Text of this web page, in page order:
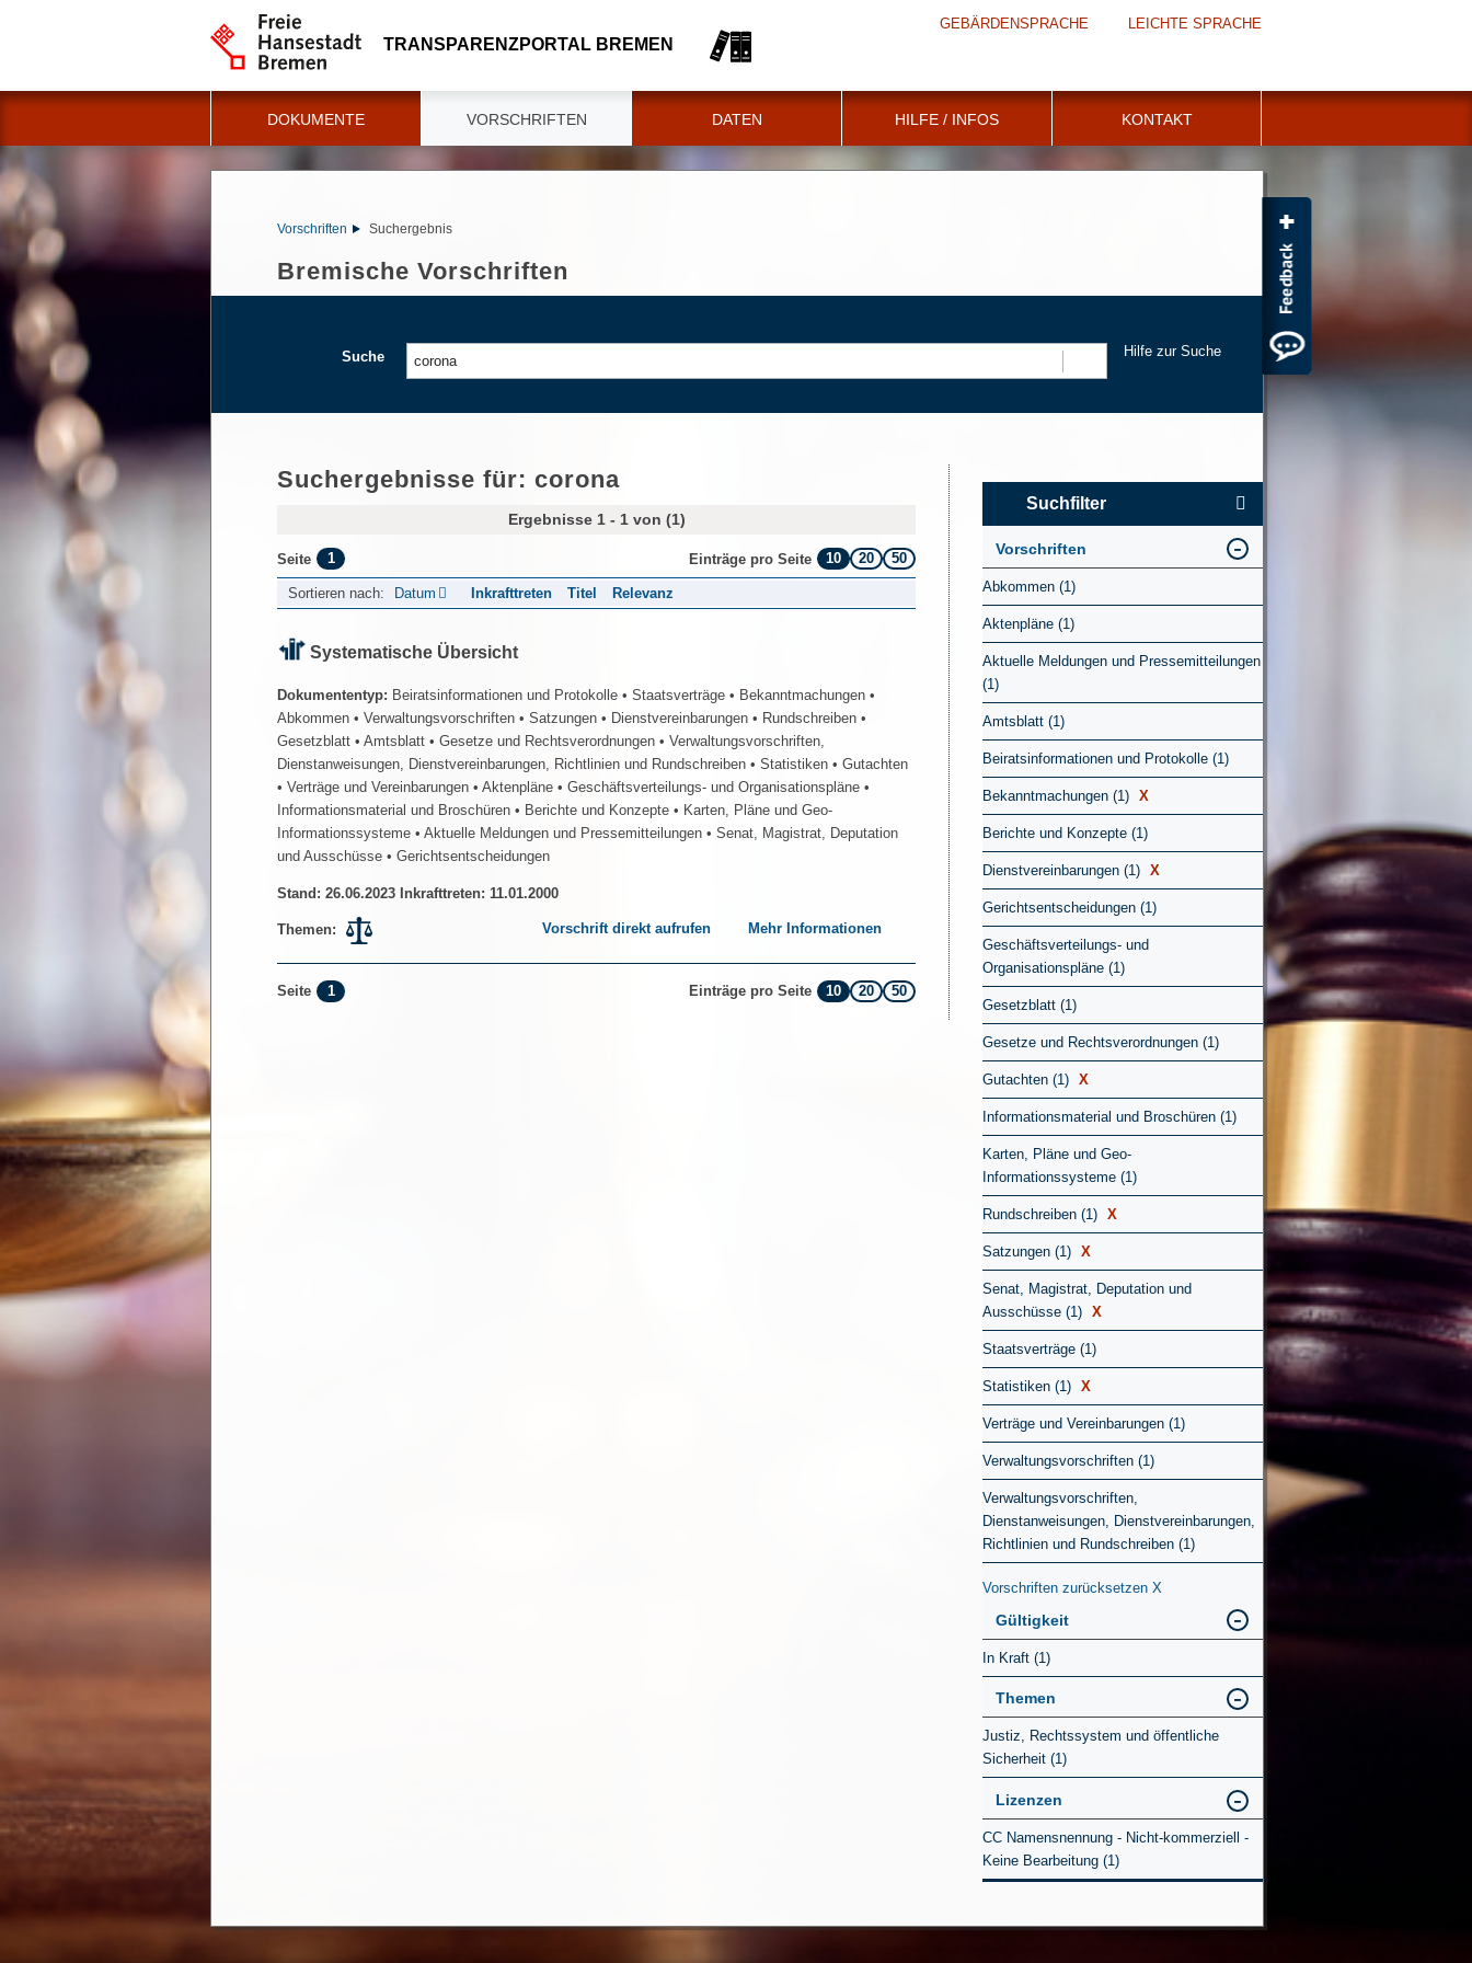
TRANSPARENZPORTAL BREMEN
GEBÄRDENSPRACHE LEICHTE SPRACHE
DOKUMENTE VORSCHRIFTEN DATEN HILFE / INFOS KONTAKT
Vorschriften Suchergebnis
Bremische Vorschriften
Suche
Hilfe zur Suche
Suchergebnisse für: corona
Ergebnisse 1 - 1 von (1)
Seite 1 Einträge pro Seite 10 20 50
Sortieren nach: Datum Inkrafttreten Titel Relevanz
Systematische Übersicht
Dokumententyp: Beiratsinformationen und Protokolle • Staatsverträge • Bekanntmachungen •
Abkommen • Verwaltungsvorschriften • Satzungen • Dienstvereinbarungen • Rundschreiben •
Gesetzblatt • Amtsblatt • Gesetze und Rechtsverordnungen • Verwaltungsvorschriften,
Dienstanweisungen, Dienstvereinbarungen, Richtlinien und Rundschreiben • Statistiken • Gutachten
• Verträge und Vereinbarungen • Aktenpläne • Geschäftsverteilungs- und Organisationspläne •
Informationsmaterial und Broschüren • Berichte und Konzepte • Karten, Pläne und Geo-
Informationssysteme • Aktuelle Meldungen und Pressemitteilungen • Senat, Magistrat, Deputation
und Ausschüsse • Gerichtsentscheidungen
Stand: 26.06.2023 Inkrafttreten: 11.01.2000
Themen: Vorschrift direkt aufrufen Mehr Informationen
Seite 1 Einträge pro Seite 10 20 50
Suchfilter
Vorschriften
Abkommen (1)
Aktenpläne (1)
Aktuelle Meldungen und Pressemitteilungen
(1)
Amtsblatt (1)
Beiratsinformationen und Protokolle (1)
Bekanntmachungen (1) X
Berichte und Konzepte (1)
Dienstvereinbarungen (1) X
Gerichtsentscheidungen (1)
Geschäftsverteilungs- und
Organisationspläne (1)
Gesetzblatt (1)
Gesetze und Rechtsverordnungen (1)
Gutachten (1) X
Informationsmaterial und Broschüren (1)
Karten, Pläne und Geo-
Informationssysteme (1)
Rundschreiben (1) X
Satzungen (1) X
Senat, Magistrat, Deputation und
Ausschüsse (1) X
Staatsverträge (1)
Statistiken (1) X
Verträge und Vereinbarungen (1)
Verwaltungsvorschriften (1)
Verwaltungsvorschriften,
Dienstanweisungen, Dienstvereinbarungen,
Richtlinien und Rundschreiben (1)
Vorschriften zurücksetzen X
Gültigkeit
In Kraft (1)
Themen
Justiz, Rechtssystem und öffentliche
Sicherheit (1)
Lizenzen
CC Namensnennung - Nicht-kommerziell -
Keine Bearbeitung (1)